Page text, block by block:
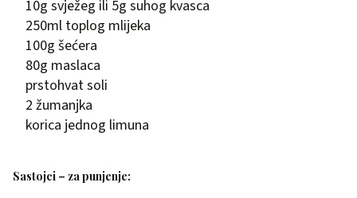
10g svježeg ili 5g suhog kvasca
250ml toplog mlijeka
100g šećera
80g maslaca
prstohvat soli
2 žumanjka
korica jednog limuna
Sastojci – za punjenje: